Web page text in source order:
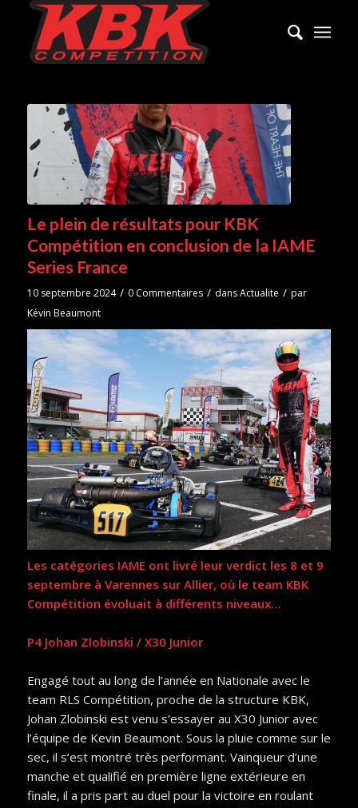
Le plein de résultats pour KBK
Compétition en conclusion de la IAME
Series France
10 septembre 2024 / 0 Commentaires / dansActualite / par
Kévin Beaumont
Les catégories IAME ont livré leur verdict les 8 et 9
septembre à Varennes sur Allier, où le team KBK
Compétition évoluait à différents niveaux…
P4 Johan Zlobinski / X30 Junior
Engagé tout au long de l’année en Nationale avec le
team RLS Compétition, proche de la structure KBK,
Johan Zlobinski est venu s’essayer au X30 Junior avec
l’équipe de Kevin Beaumont. Sous la pluie comme sur le
sec, il s’est montré très performant. Vainqueur d’une
manche et qualifié en première ligne extérieure en
finale, il a pris part au duel pour la victoire en roulant